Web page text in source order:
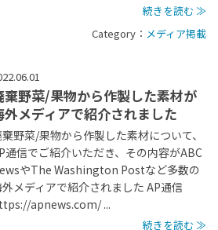
続きを読む ≫
Category： メディア掲載
棄野菜/果物から作製した素材が
外メディアで紹介されました
野菜/果物から作製した素材について、
通信でご紹介いただき、その内容がABC
やThe Washington Postなど多数の
メディアで紹介されました AP通信
apnews.com/ ...
続きを読む ≫